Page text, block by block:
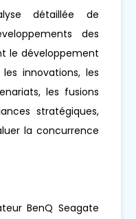
détaillée de
des
le développement
innovations, les
les fusions
stratégiques,
la concurrence
BenQ Seagate